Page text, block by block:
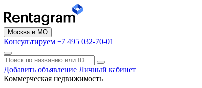
Москва и МО
Консультируем +7 495 032-70-01
Добавить объявление Личный кабинет
Коммерческая недвижимость